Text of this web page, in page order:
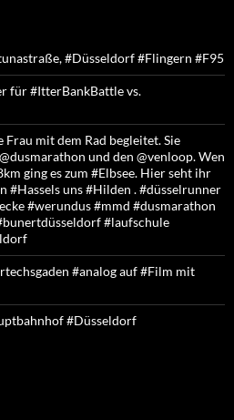
#Düsseldorf #Flingern #F95
für #ItterBankBattle vs.
mit dem Rad begleitet. Sie
und den @venloop. Wen
ging es zum #Elbsee. Hier seht ihr
#Hassels uns #Hilden . #düsselrunner
#werundus #mmd #dusmarathon
#laufschule
#analog auf #Film mit
#Düsseldorf